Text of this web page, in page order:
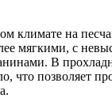
климате на
мягкими, с
В
что позволяет